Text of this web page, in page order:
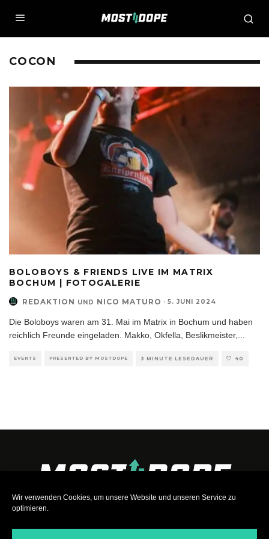
Wir verwenden Cookies, um unsere Website und unseren Service zu
optimieren.
COCON
BOLOBOYS & FRIENDS LIVE IM MATRIX
BOCHUM | FOTOGALERIE
REDAKTION UND NICO MATURO · 5. JUNI 2024
Die Boloboys waren am 31. Mai im Matrix in Bochum und haben
reichlich Freunde eingeladen. Makko, Okfella, Beslikmeister,
EVENTS PRESENTED BY MOSTDOPE 3 MINUTE LESEDAUER 40